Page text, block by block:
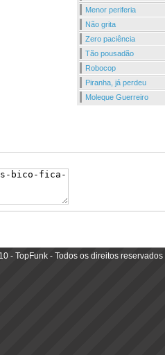
Menor periferia
Não grita
Zero paciência
Tão pousadão
Robocop
Piranha, já perdeu
Moleque Guerreiro
- TopFunk - Todos os direitos reservados